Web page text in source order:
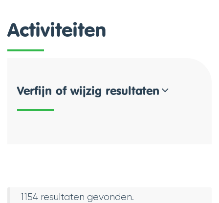
Activiteiten
1154 resultaten gevonden.
Verfijn of wijzig resultaten